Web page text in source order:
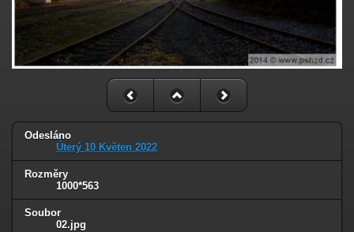
Odesláno
Úterý 10 Květen 2022
Rozměry
1000*563
Soubor
02.jpg